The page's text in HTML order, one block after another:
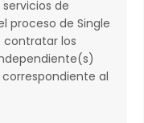
de
proceso de Single
contratar los
al